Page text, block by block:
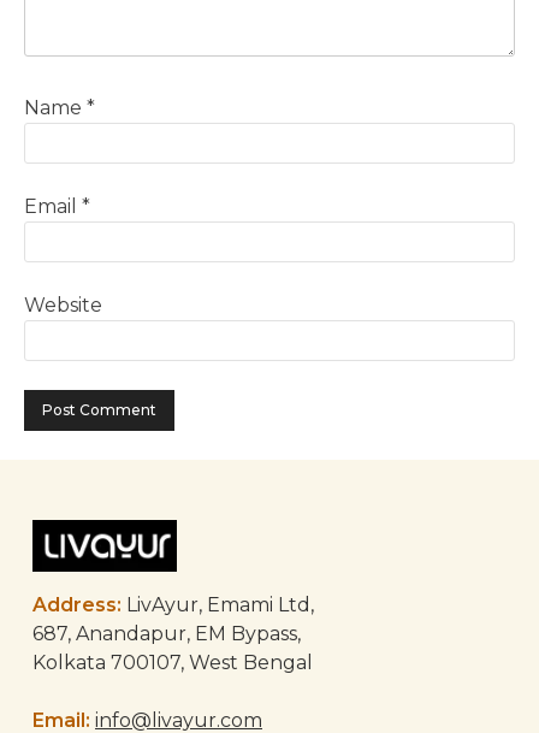
Name *
Email *
Website
Address: LivAyur, Emami Ltd,
687, Anandapur, EM Bypass,
Kolkata 700107, West Bengal
Email: info@livayur.com